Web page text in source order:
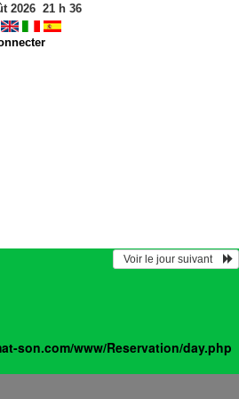
2026 21h 36
  Voir le jour suivant
son.com/www/Reservation/day.php